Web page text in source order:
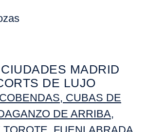
MADRID
DE LUJO
, CUBAS DE
DE ARRIBA,